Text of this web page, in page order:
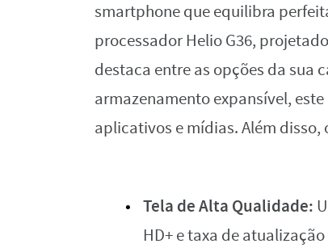
smartphone que equilibra
processador Helio G36,
destaca entre as opções da sua
armazenamento expansível,
aplicativos e mídias. Além
Tela de Alta Qualidade:
HD+ e taxa de